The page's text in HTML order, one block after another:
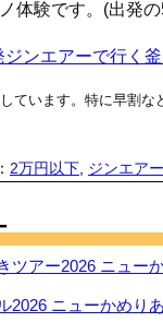
体験です。(出発
ンエアーで行く
ています。特に早割な
2万円以下 ジンエアー
ツアー2026 ニュー
2026 ニューかめり